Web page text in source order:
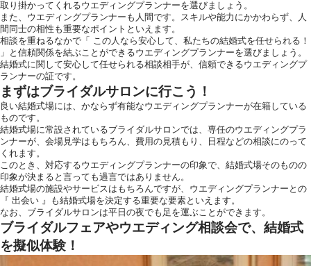
取り掛かってくれるウエディングプランナーを選びましょう。
また、ウエディングプランナーも人間です。スキルや能力にかかわらず、人
間同士の相性も重要なポイントといえます。
相談を重ねるなかで「 この人なら安心して、私たちの結婚式を任せられる！
」と信頼関係を結ぶことができるウエディングプランナーを選びましょう。
結婚式に関して安心して任せられる相談相手が、信頼できるウエディングプ
ランナーの証です。
まずはブライダルサロンに行こう！
良い結婚式場には、かならず有能なウエディングプランナーが在籍している
ものです。
結婚式場に常設されているブライダルサロンでは、専任のウエディングプラ
ンナーが、会場見学はもちろん、費用の見積もり、日程などの相談にのって
くれます。
このとき、対応するウエディングプランナーの印象で、結婚式場そのものの
印象が決まると言っても過言ではありません。
結婚式場の施設やサービスはもちろんですが、ウエディングプランナーとの
『 出会い 』も結婚式場を決定する重要な要素といえます。
なお、ブライダルサロンは平日の夜でも足を運ぶことができます。
ブライダルフェアやウエディング相談会で、結婚式
を擬似体験！